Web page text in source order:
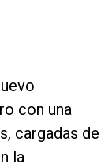
con una
cargadas de
la